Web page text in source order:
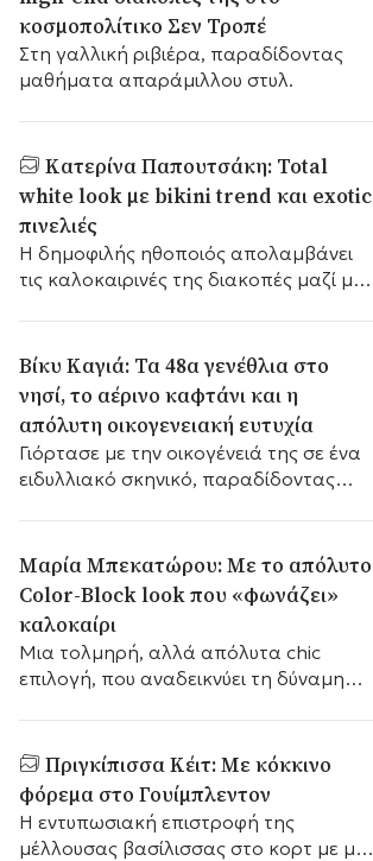
κοσμοπολίτικο Σεν Τροπέ
Στη γαλλική ριβιέρα, παραδίδοντας
μαθήματα απαράμιλλου στυλ.
Κατερίνα Παπουτσάκη: Total
white look με bikini trend και exotic
πινελιές
Η δημοφιλής ηθοποιός απολαμβάνει
τις καλοκαιρινές της διακοπές μαζί με
Βίκυ Καγιά: Τα 48α γενέθλια στο
νησί, το αέρινο καφτάνι και η
απόλυτη οικογενειακή ευτυχία
Γιόρτασε με την οικογένειά της σε ένα
ειδυλλιακό σκηνικό, παραδίδοντας
Μαρία Μπεκατώρου: Με το απόλυτο
Color-Block look που «φωνάζει»
καλοκαίρι
Μια τολμηρή, αλλά απόλυτα chic
επιλογή, που αναδεικνύει τη δύναμη
Πριγκίπισσα Κέιτ: Mε κόκκινο
φόρεμα στο Γουίμπλεντον
Η εντυπωσιακή επιστροφή της
μέλλουσας βασίλισσας στο κορτ με μια